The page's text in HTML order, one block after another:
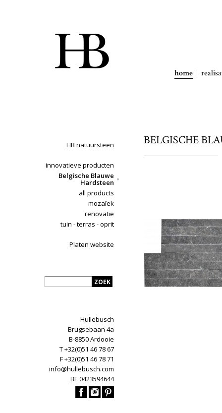
home
HB natuursteen
innovatieve producten
Belgische Blauwe
Hardsteen
all products
mozaïek
renovatie
tuin - terras - oprit
Platen website
Hullebusch
Brugsebaan 4a
B-8850 Ardooie
T +32(0)51 46 78 67
F +32(0)51 46 78 71
info@hullebusch.com
BE 0423594644
BELGISCHE